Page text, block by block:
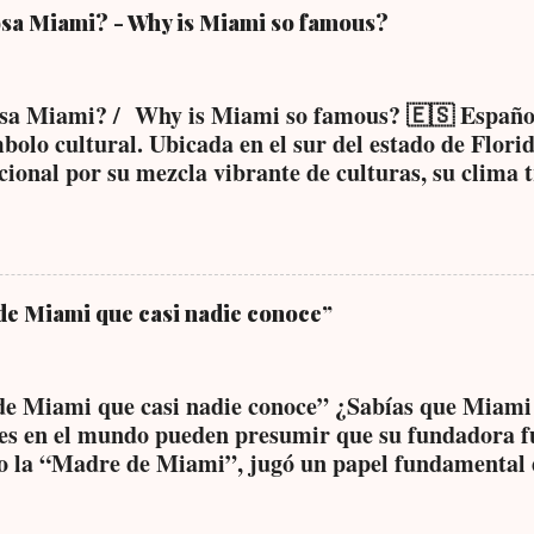
idioma predominante en la calle, en los medios y
no se utilice, por supuesto. En entornos más
manejar el idioma, pero la mayoría de los
ambos idiomas de manera fluida. También hay
Miami? - Why is Miami so famous?
Miami? / Why is Miami so famous? 🇪🇸
cultural. Ubicada en el sur del estado de
por su mezcla vibrante de culturas, su clima
frente al mar. Una de las razones principales por
venezolanas, colombianas, haitianas y muchas
de acentos, sabores y tradiciones. Además, el
Eventos como Art Basel han posicionado a la
al aire libre, con murales coloridos y
Miami que casi nadie conoce”
Miami que casi nadie conoce” ¿Sabías que
en el mundo pueden presumir que su fundadora
la “Madre de Miami”, jugó un papel fundamental
el sur de Florida. Gracias a su visión y